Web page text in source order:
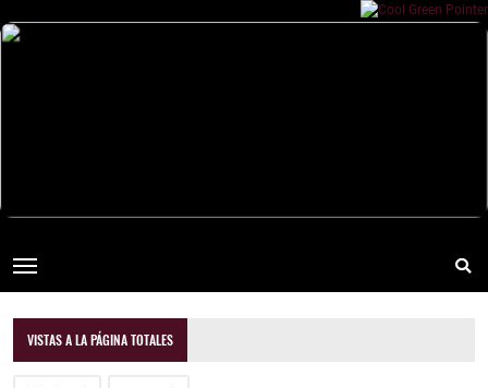
VISTAS A LA PÁGINA TOTALES